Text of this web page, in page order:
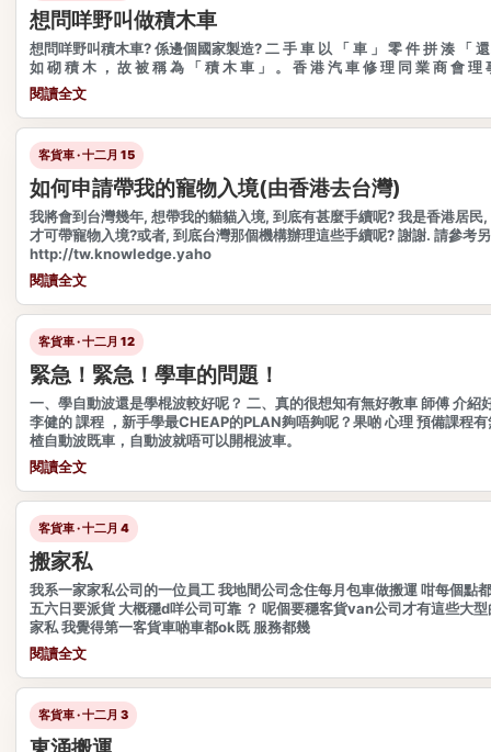
想問咩野叫做積木車
想問咩野叫積木車? 係邊個國家製造? 二 手 車 以 「 車 」 零 件 拼 湊 「
如 砌 積 木 ， 故 被 稱 為 「 積 木 車 」 。 香 港 汽 車 修 理 同 業 商 會 理
閱讀全文
客貨車 · 十二月 15
如何申請帶我的寵物入境(由香港去台灣)
我將會到台灣幾年, 想帶我的貓貓入境, 到底有甚麼手續呢? 我是香港居民
才可帶寵物入境?或者, 到底台灣那個機構辦理這些手續呢? 謝謝. 請參考
http://tw.knowledge.yaho
閱讀全文
客貨車 · 十二月 12
緊急！緊急！學車的問題！
一、學自動波還是學棍波較好呢？ 二、真的很想知有無好教車 師傅 介紹
李健的 課程 ，新手學最CHEAP的PLAN夠唔夠呢？果啲 心理 預備課程
楂自動波既車，自動波就唔可以開棍波車。
閱讀全文
客貨車 · 十二月 4
搬家私
我系一家家私公司的一位員工 我地間公司念住每月包車做搬運 咁每個點
五六日要派貨 大概穩d咩公司可靠 ？ 呢個要穩客貨van公司才有這些大
家私 我覺得第一客貨車啲車都ok既 服務都幾
閱讀全文
客貨車 · 十二月 3